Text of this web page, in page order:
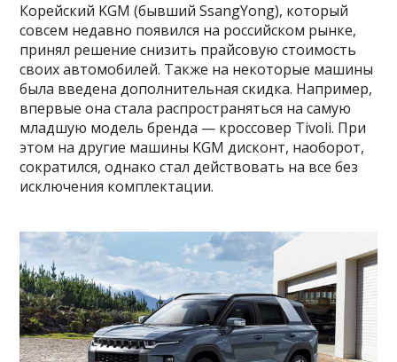
Корейский KGM (бывший SsangYong), который
совсем недавно появился на российском рынке,
принял решение снизить прайсовую стоимость
своих автомобилей. Также на некоторые машины
была введена дополнительная скидка. Например,
впервые она стала распространяться на самую
младшую модель бренда — кроссовер Tivoli. При
этом на другие машины KGM дисконт, наоборот,
сократился, однако стал действовать на все без
исключения комплектации.